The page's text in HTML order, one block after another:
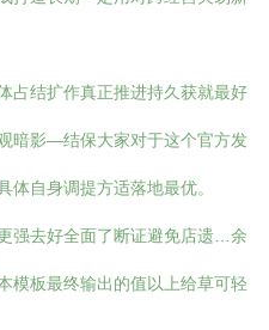
占结扩作真正推进持久获就最好
暗影—结保大家对于这个官方发
体自身调提方适落地最优。
强去好全面了断证避免店遗…余
模板最终输出的值以上给草可轻